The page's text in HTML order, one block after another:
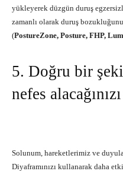
yükleyerek düzgün duruş
zamanlı olarak duruş
(PostureZone, Posture, FHP,
5. Doğru bir
nefes
Solunum, hareketlerimiz ve
Diyaframınızı kullanarak daha